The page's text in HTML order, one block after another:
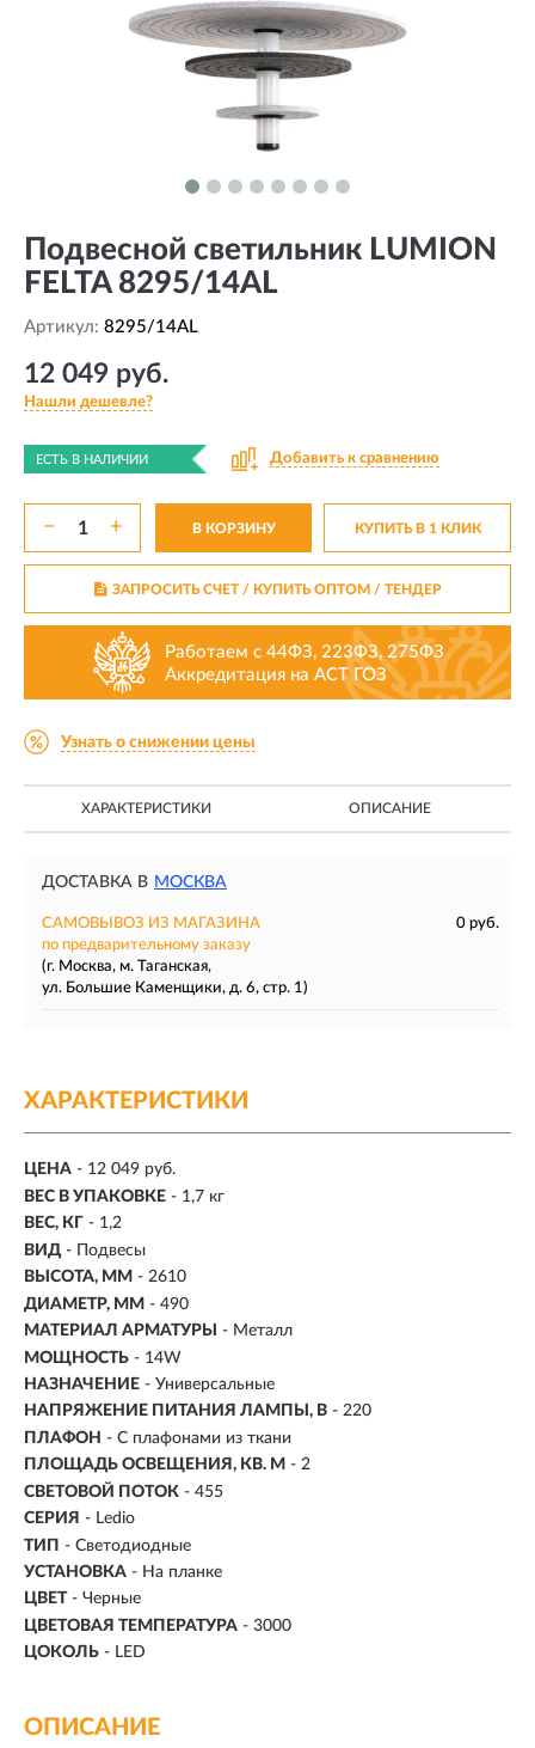
Подвесной светильник LUMION
FELTA 8295/14AL
Артикул: 8295/14AL
12 049 руб.
Нашли дешевле?
ЕСТЬ В НАЛИЧИИ Добавить к сравнению
− + В КОРЗИНУ КУПИТЬ В 1 КЛИК
ЗАПРОСИТЬ СЧЕТ / КУПИТЬ ОПТОМ/ ТЕНДЕР
Работаем с 44ФЗ, 223ФЗ, 275ФЗ
Аккредитация на АСТ ГОЗ
Узнать о снижении цены
ХАРАКТЕРИСТИКИ ОПИСАНИЕ
ДОСТАВКА В МОСКВА
САМОВЫВОЗ ИЗ МАГАЗИНА
0 руб.
по предварительному заказу
(г. Москва, м. Таганская,
ул. Большие Каменщики, д. 6, стр. 1)
ХАРАКТЕРИСТИКИ
ЦЕНА - 12 049 руб.
ВЕС В УПАКОВКЕ - 1,7 кг
ВЕС, КГ - 1,2
ВИД - Подвесы
ВЫСОТА, ММ - 2610
ДИАМЕТР, ММ - 490
МАТЕРИАЛ АРМАТУРЫ
- Металл
МОЩНОСТЬ - 14W
НАЗНАЧЕНИЕ - Универсальные
НАПРЯЖЕНИЕ ПИТАНИЯ ЛАМПЫ, В - 220
ПЛАФОН - С плафонами из ткани
ПЛОЩАДЬ ОСВЕЩЕНИЯ, КВ. М - 2
СВЕТОВОЙ ПОТОК - 455
СЕРИЯ - Ledio
ТИП - Светодиодные
УСТАНОВКА - На планке
ЦВЕТ - Черные
ЦВЕТОВАЯ ТЕМПЕРАТУРА - 3000
ЦОКОЛЬ - LED
ОПИСАНИЕ